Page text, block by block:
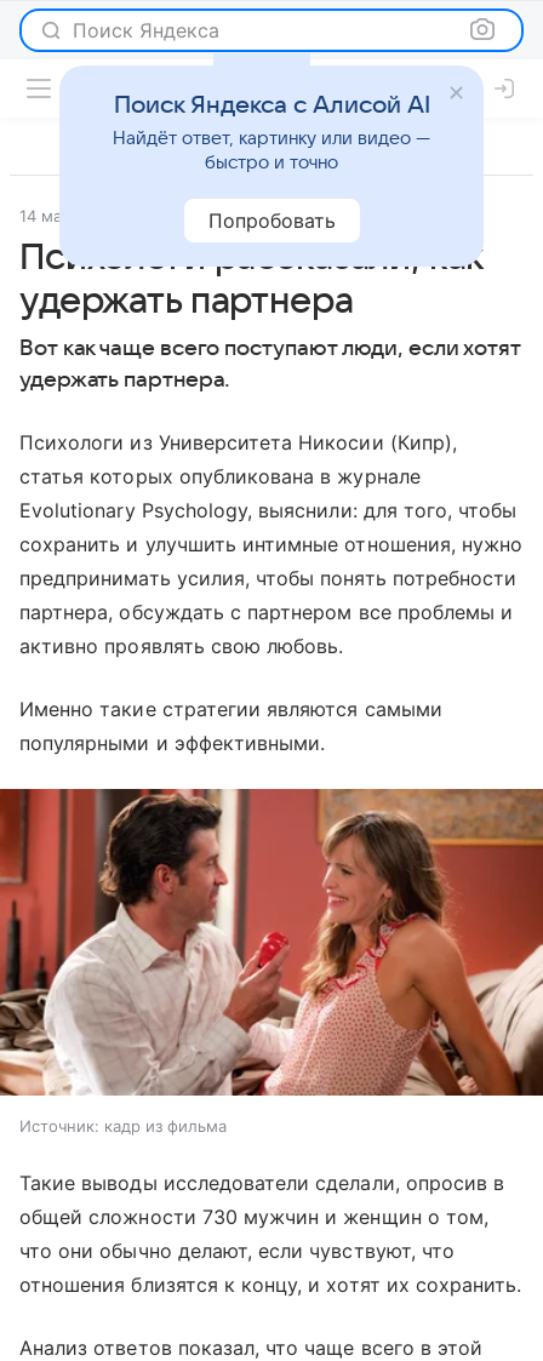
Поиск Яндекса
14 марта 2023 Psychologies.ru Отношения
Психологи рассказали, как
удержать партнера
Вот как чаще всего поступают люди, если хотят
удержать партнера.
Психологи из Университета Никосии (Кипр),
статья которых опубликована в журнале
Evolutionary Psychology, выяснили: для того, чтобы
сохранить и улучшить интимные отношения, нужно
предпринимать усилия, чтобы понять потребности
партнера, обсуждать с партнером все проблемы и
активно проявлять свою любовь.
Именно такие стратегии являются самыми
популярными и эффективными.
Источник: кадр из фильма
Такие выводы исследователи сделали, опросив в
общей сложности 730 мужчин и женщин о том,
что они обычно делают, если чувствуют, что
отношения близятся к концу, и хотят их сохранить.
Анализ ответов показал, что чаще всего в этой
Поиск Яндекса с Алисой AI
Найдёт ответ, картинку или видео —
быстро и точно
Попробовать